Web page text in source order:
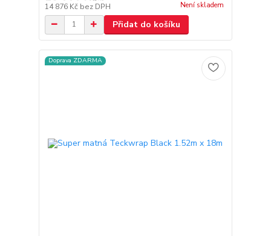
14 876 Kč bez DPH Není skladem
Přidat do košíku
Doprava ZDARMA